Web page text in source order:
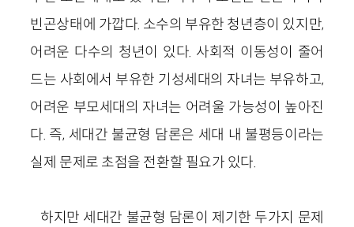
빈곤상태에 가깝다. 소수의 부유한 청년층이 있지만,
어려운 다수의 청년이 있다. 사회적 이동성이 줄어
드는 사회에서 부유한 기성세대의 자녀는 부유하고,
어려운 부모세대의 자녀는 어려울 가능성이 높아진
다. 즉, 세대간 불균형 담론은 세대 내 불평등이라는
실제 문제로 초점을 전환할 필요가 있다.
하지만 세대간 불균형 담론이 제기한 두가지 문제